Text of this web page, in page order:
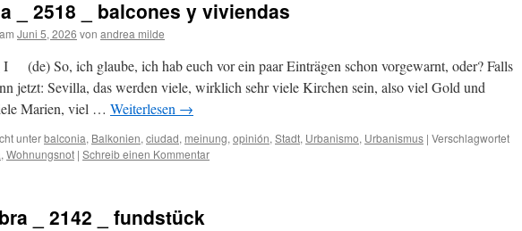
_ 2518 _ balcones y viviendas
Juni 5, 2026 von andrea milde
(de) So, ich glaube, ich hab euch vor ein paar Einträgen schon vorgewarnt, oder? Falls
jetzt: Sevilla, das werden viele, wirklich sehr viele Kirchen sein, also viel Gold und
Marien, viel … Weiterlesen →
unterbalconia, Balkonien, ciudad, meinung, opinión, Stadt, Urbanismo, Urbanismus | Verschlagwortet
, Wohnungsnot | Schreib einen Kommentar
_ 2142 _ fundstück